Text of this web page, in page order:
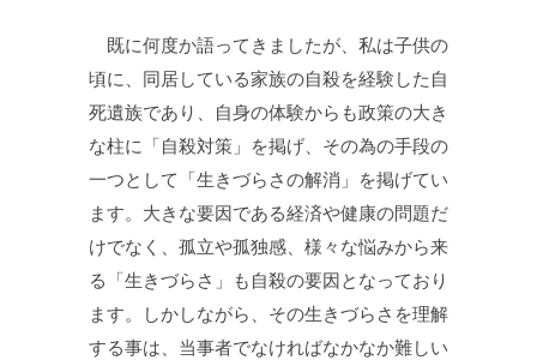
既に何度か語ってきましたが、私は子供の
頃に、同居している家族の自殺を経験した自
死遺族であり、自身の体験からも政策の大き
な柱に「自殺対策」を掲げ、その為の手段の
一つとして「生きづらさの解消」を掲げてい
ます。大きな要因である経済や健康の問題だ
けでなく、孤立や孤独感、様々な悩みから来
る「生きづらさ」も自殺の要因となっており
ます。しかしながら、その生きづらさを理解
する事は、当事者でなければなかなか難しい